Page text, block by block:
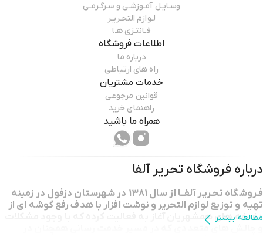
وسـایـل آمـوزشـی و سـرگـرمـی
لـوازم التحـریـر
فـانتـزی هـا
اطلاعات فروشگاه
درباره ما
راه های ارتباطی
خدمات مشتریان
قوانین مرجوعی
راهنمای خرید
همراه ما باشید
درباره فروشگاه تحریر آلفا
فـروشگاه تحـریـر آلفــا از سال 1381 در شهرستان دزفول در زمینه
تهیه و توزیع لوازم التحریر و نوشت افزار با هدف رفع گوشه ای از
دغدغه های همشهریان آغاز به فعالیت کرده که با وجود مشکلات
و چالش های متعددی که در مسیر خدمت رسانی همچنان در
مطالعه بیشتر